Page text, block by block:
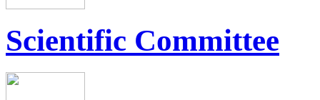
Scientific Committee